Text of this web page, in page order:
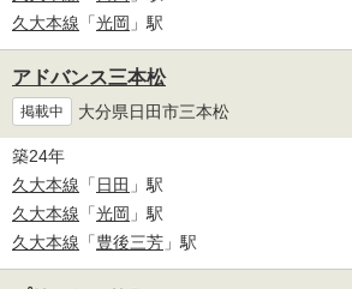
久大本線 「光岡 」駅
アドバンス三本松
掲載中 大分県日田市三本松
築24年
久大本線 「 日田 」駅
久大本線 「光岡 」駅
久大本線 「豊後三芳 」駅